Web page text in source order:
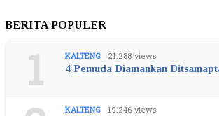
BERITA POPULER
1 KALTENG 21.288 views
4 Pemuda Diamankan
KALTENG 19.246 views